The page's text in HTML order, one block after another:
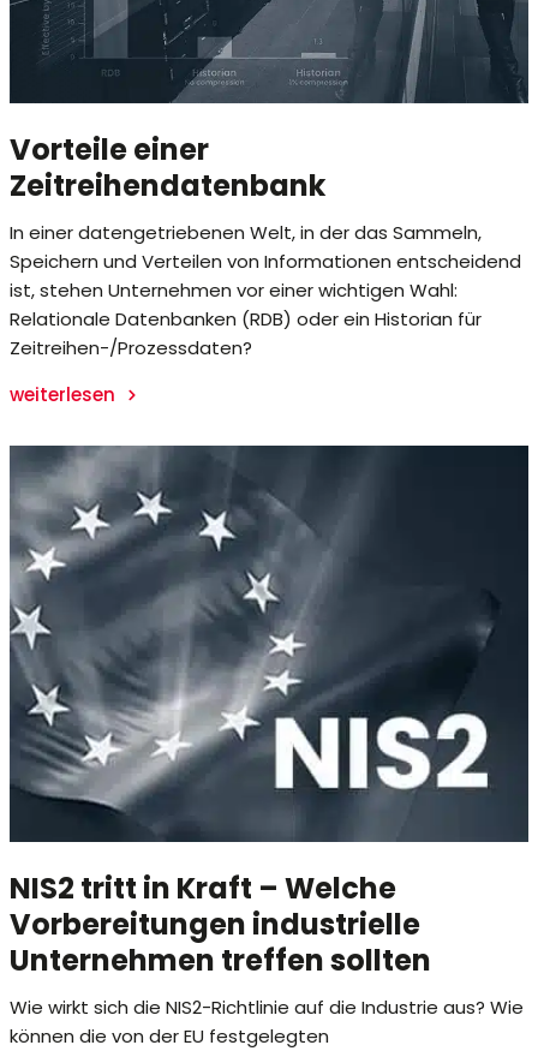
Vorteile einer
Zeitreihendatenbank
In einer datengetriebenen Welt, in der das Sammeln,
Speichern und Verteilen von Informationen entscheidend
ist, stehen Unternehmen vor einer wichtigen Wahl:
Relationale Datenbanken (RDB) oder ein Historian für
Zeitreihen-/Prozessdaten?
weiterlesen
NIS2 tritt in Kraft – Welche
Vorbereitungen industrielle
Unternehmen treffen sollten
Wie wirkt sich die NIS2-Richtlinie auf die Industrie aus? Wie
können die von der EU festgelegten